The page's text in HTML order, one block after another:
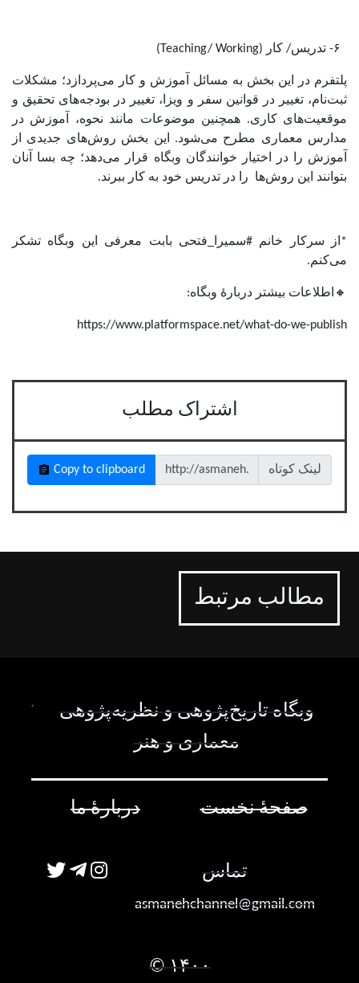
پلتفرم در این بخش به مسائل آموزش و کار می‌پردازد؛ مشکلات
ثبت‌نام، تغییر در قوانین سفر و ویزا، تغییر در بودجه‌های تحقیق و
موقعیت‌های کاری. همچنین موضوعات مانند نحوه‌، آموزش در
مدارس معماری مطرح می‌شود. این بخش روش‌های جدیدی از
آموزش را در اختیار خوانندگان وبگاه قرار می‌دهد؛ چه بسا آنان
بتوانند این روش‌ها را در تدریس خود به کار ببرند.
*از سرکار خانم #سمیرا_فتحی بابت معرفی این وبگاه تشکر
می‌کنم.
🔸اطلاعات بیشتر دربارۀ وبگاه:
https://www.platformspace.net/what-do-we-publish
اشتراک مطلب
لینک کوتاه Copy to clipboard
مطالب مرتبط
وبگاه تاریخ‌پژوهی و نظریه‌پژوهی
معماری و هنر
صفحۀ نخست دربارۀ ما
تماس
asmanehchannel@gmail.com
۱۴۰۰ ©